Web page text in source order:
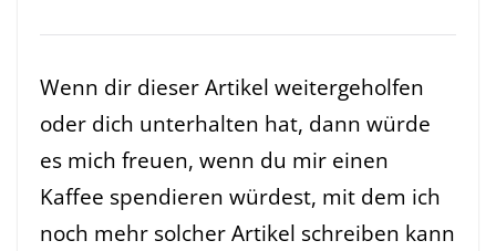
Wenn dir dieser Artikel weitergeholfen
oder dich unterhalten hat, dann würde
es mich freuen, wenn du mir einen
Kaffee spendieren würdest, mit dem ich
noch mehr solcher Artikel schreiben kann